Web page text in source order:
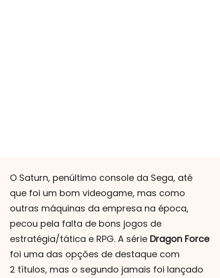
O Saturn, penúltimo console da Sega, até
que foi um bom videogame, mas como
outras máquinas da empresa na época,
pecou pela falta de bons jogos de
estratégia/tática e RPG. A série Dragon Force
foi uma das opções de destaque com
2 títulos, mas o segundo jamais foi lançado